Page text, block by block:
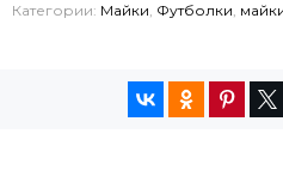
Категории: Майки, Футболки,